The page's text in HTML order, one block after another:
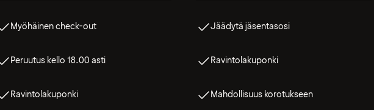
Myöhäinen check-out
Peruutus kello 18.00 asti
Ravintolakuponki
Jäädytä jäsentasosi
Ravintolakuponki
Mahdollisuus korotukseen